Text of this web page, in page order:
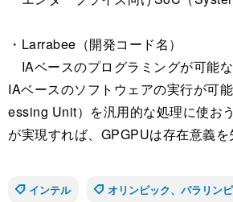
・Larrabee（開発コード名）
IAベースのプログラミングが可能
IAベースのソフトウェアの実行が可
essing Unit）を汎用的な処理に使お
が実現すれば、GPGPUは存在意義を
インテル
オリンピック、パラリン